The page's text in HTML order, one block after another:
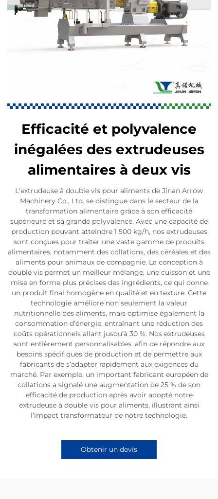
Efficacité et polyvalence
inégalées des extrudeuses
alimentaires à deux vis
L'extrudeuse à double vis pour aliments de Jinan Arrow
Machinery Co., Ltd. se distingue dans le secteur de la
transformation alimentaire grâce à son efficacité
supérieure et sa grande polyvalence. Avec une capacité de
production pouvant atteindre 1 500 kg/h, nos extrudeuses
sont conçues pour traiter une vaste gamme de produits
alimentaires, notamment des collations, des céréales et des
aliments pour animaux de compagnie. La conception à
double vis permet un meilleur mélange, une cuisson et une
mise en forme plus précises des ingrédients, ce qui donne
un produit final homogène en qualité et en texture. Cette
technologie améliore non seulement la valeur
nutritionnelle des aliments, mais optimise également la
consommation d’énergie, entraînant une réduction des
coûts opérationnels allant jusqu’à 30 %. Nos extrudeuses
sont entièrement personnalisables, afin de répondre aux
besoins spécifiques de production et de permettre aux
fabricants de s’adapter rapidement aux exigences du
marché. Par exemple, un important fabricant européen de
collations a signalé une augmentation de 25 % de son
efficacité de production après avoir adopté notre
extrudeuse à double vis pour aliments, illustrant ainsi
l’impact transformateur de notre technologie.
Obtenir un devis